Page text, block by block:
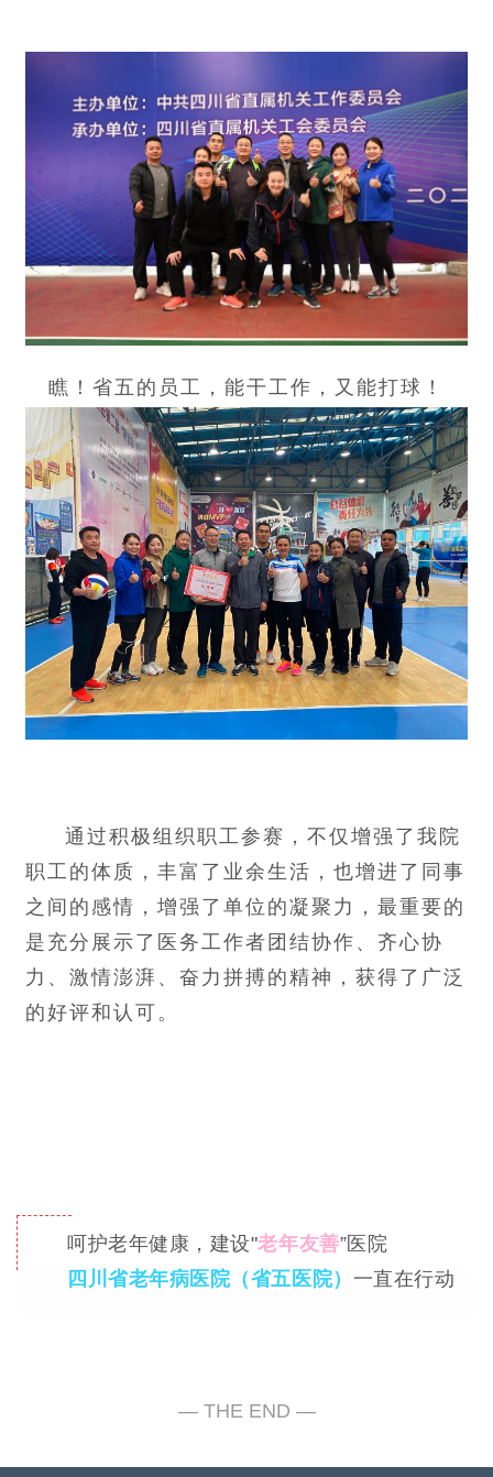
瞧！省五的员工，能干工作，又能打球！
通过积极组织职工参赛，不仅增强了我院
职工的体质，丰富了业余生活，也增进了同事
之间的感情，增强了单位的凝聚力，最重要的
是充分展示了医务工作者团结协作、齐心协
力、激情澎湃、奋力拼搏的精神，获得了广泛
的好评和认可。
呵护老年健康，建设"老年友善”医院
四川省老年病医院（省五医院） 一直在行动